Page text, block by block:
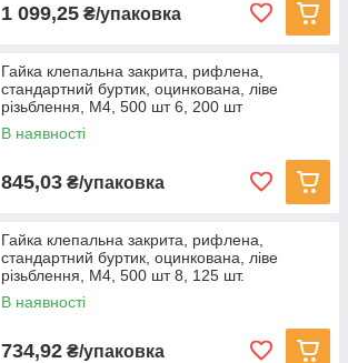
1 099,25 ₴/упаковка
Гайка клепальна закрита, рифлена,
стандартний буртик, оцинкована, ліве
різьблення, M4, 500 шт 6, 200 шт
В наявності
845,03 ₴/упаковка
Гайка клепальна закрита, рифлена,
стандартний буртик, оцинкована, ліве
різьблення, M4, 500 шт 8, 125 шт.
В наявності
734,92 ₴/упаковка